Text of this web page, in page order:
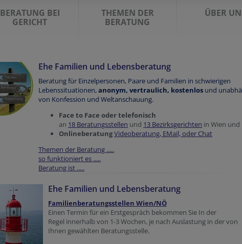
BERATUNG BEI
GERICHT
THEMEN DER
BERATUNG
ÜBER
Ehe Familien und Lebensberatung
Beratungfür Einzelpersonen, Paare und Familien in schwierigen
Lebenssituationen,anonym, vertraulich, kostenlos und
von Konfession und Weltanschauung.
Face to Face oder telefonisch
an 18 Beratungsstellen und 13 Bezirksgerichten in Wien und
OnlineberatungVideoberatung, EMail, oder Chat
Themen der Beratung .....
so funktioniert es .....
Beratung ist .....
Ehe Familien und Lebensberatung
Familienberatungsstellen Wien/NÖ
Einen Termin für ein Erstgespräch bekommen Sie In der
Regel innerhalb von 1-3 Wochen, je nach Auslastung in der von
Ihnen gewählten Beratungsstelle.